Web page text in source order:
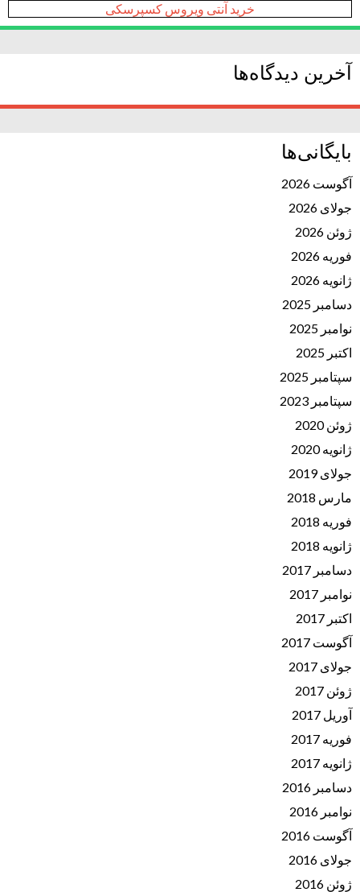
خرید آنتی ویروس کسپرسکی
آخرین دیدگاه‌ها
بایگانی‌ها
آگوست 2026
جولای 2026
ژوئن 2026
فوریه 2026
ژانویه 2026
دسامبر 2025
نوامبر 2025
اکتبر 2025
سپتامبر 2025
سپتامبر 2023
ژوئن 2020
ژانویه 2020
جولای 2019
مارس 2018
فوریه 2018
ژانویه 2018
دسامبر 2017
نوامبر 2017
اکتبر 2017
آگوست 2017
جولای 2017
ژوئن 2017
آوریل 2017
فوریه 2017
ژانویه 2017
دسامبر 2016
نوامبر 2016
آگوست 2016
جولای 2016
ژوئن 2016